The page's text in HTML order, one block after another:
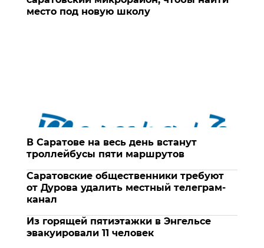
место под новую школу
В Саратове на весь день встанут
троллейбусы пяти маршрутов
Саратовские общественники требуют
от Дурова удалить местный телеграм-
канал
Из горящей пятиэтажки в Энгельсе
эвакуировали 11 человек